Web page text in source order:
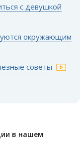
с девушкой
окружающим
советы
в нашем